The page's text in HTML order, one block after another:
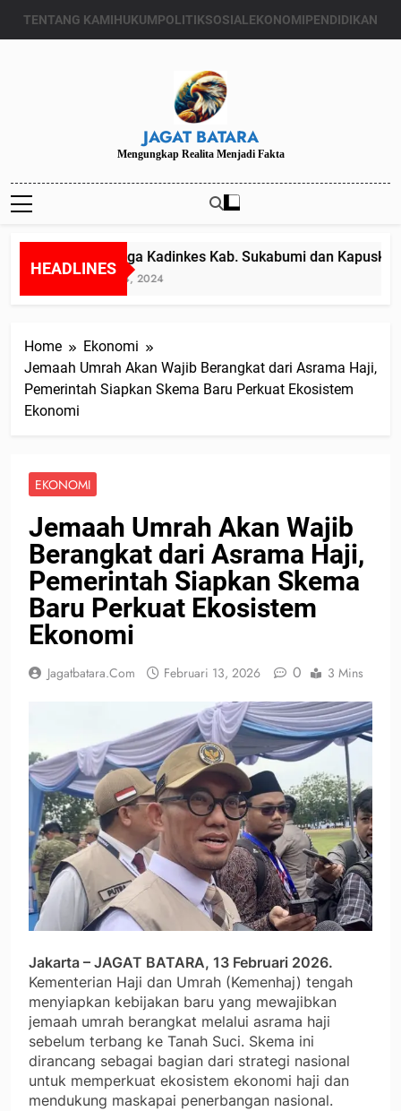
TENTANG KAMIHUKUMPOLITIKSOSIALEKONOMIPENDIDIKAN
JAGAT BATARA
Mengungkap Realita Menjadi Fakta
HEADLINES
Diduga Kadinkes Kab. Sukabumi dan
Juli 24, 2024
Home
Ekonomi
Jemaah Umrah Akan Wajib Berangkat dari Asrama Haji,
Pemerintah Siapkan Skema Baru Perkuat Ekosistem
Ekonomi
EKONOMI
Jemaah Umrah Akan Wajib
Berangkat dari Asrama Haji,
Pemerintah Siapkan Skema
Baru Perkuat Ekosistem
Ekonomi
Jagatbatara.com Februari 13, 2026 0 3 Mins
Jakarta – JAGAT BATARA, 13 Februari 2026.
Kementerian Haji dan Umrah (Kemenhaj) tengah
menyiapkan kebijakan baru yang mewajibkan
jemaah umrah berangkat melalui asrama haji
sebelum terbang ke Tanah Suci. Skema ini
dirancang sebagai bagian dari strategi nasional
untuk memperkuat ekosistem ekonomi haji dan
mendukung maskapai penerbangan nasional.